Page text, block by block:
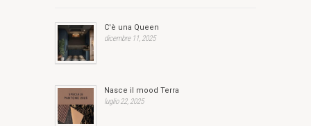
C'è una Queen
dicembre 11, 2025
Nasce il mood Terra
luglio 22, 2025